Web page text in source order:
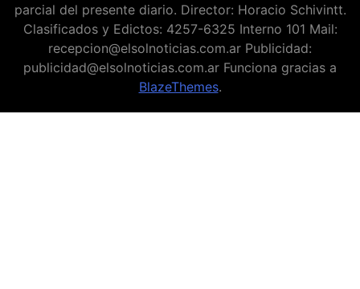
parcial del presente diario. Director: Horacio Schivintt.
Clasificados y Edictos: 4257-6325 Interno 101 Mail:
recepcion@elsolnoticias.com.ar Publicidad:
publicidad@elsolnoticias.com.ar Funciona gracias a
BlazeThemes.